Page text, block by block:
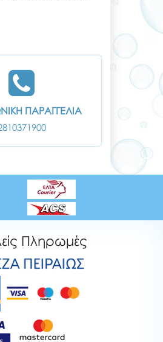
ΠΑΡΑΓΓΕΛΙΑ
Πληρωμές